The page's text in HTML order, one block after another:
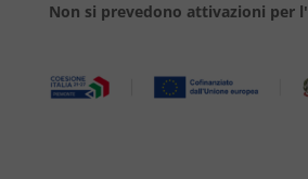
Non si prevedono attivazioni per